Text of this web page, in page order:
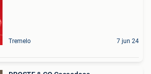
Tremelo 7 jun 24